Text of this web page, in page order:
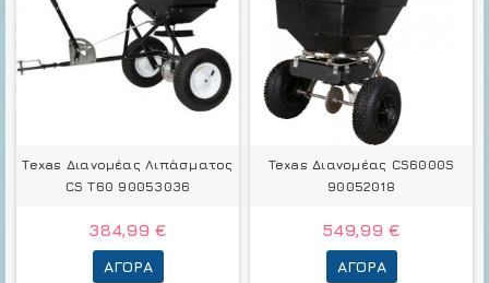
Texas Διανομέας Λιπάσματος
CS T60 90053036
384,99 €
ΑΓΟΡΆ
Texas Διανομέας CS6000S
90052018
549,99 €
ΑΓΟΡΆ